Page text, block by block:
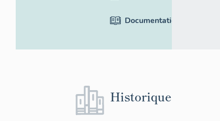
Documentation
Historique